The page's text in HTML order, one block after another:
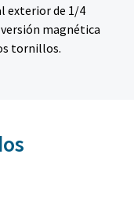
exterior de 1/4
versión magnética
tornillos.